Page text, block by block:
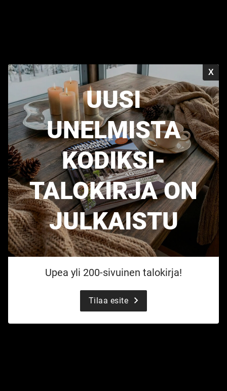
UUSI
UNELMISTA
KODIKSI-
TALOKIRJA ON
JULKAISTU
Upea yli 200-sivuinen talokirja!
Tilaa esite
X